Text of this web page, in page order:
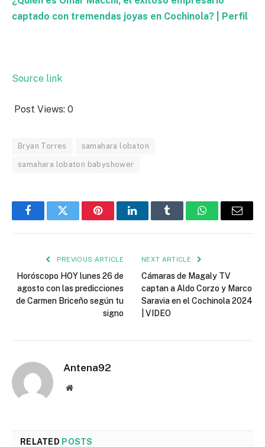
captado con tremendas joyas en Cochinola? | Perfil
Source link
Post Views: 0
Bryan Torres samahara lobaton
samahara lobaton babyshower
FacebookTwitter PinterestLinkedInTumblr WhatsAppEmail
PREVIOUS ARTICLE
Horóscopo HOY lunes 26 de
agosto con las predicciones
de Carmen Briceño según tu
signo
NEXT ARTICLE
Cámaras de Magaly TV
captan a Aldo Corzo y Marco
Saravia en el Cochinola 2024
| VIDEO
Antena92
Website
RELATED POSTS